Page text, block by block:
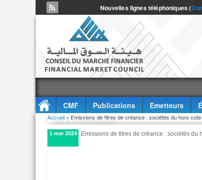
Nouvelles lignes téléphoniques (
CMF Publications Emetteurs
Accès à l'information
Vous êtes ici
Accueil » Emissions de titres de créance : sociétés du hors cote
1 mar 2024 Emissions de titres de créance : sociétés du